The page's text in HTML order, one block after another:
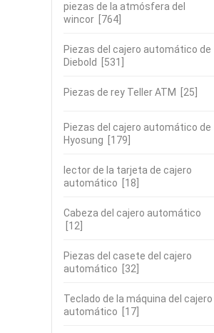
piezas de la atmósfera del
wincor [764]
Piezas del cajero automático de
Diebold
[531]
Piezas de rey Teller ATM [25]
Piezas del cajero automático de
Hyosung [179]
lector de la tarjeta de cajero
automático [18]
Cabeza del cajero automático
[12]
Piezas del casete del cajero
automático [32]
Teclado de la máquina del cajero
automático [17]